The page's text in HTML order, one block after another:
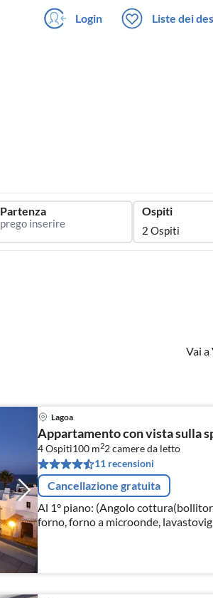
Login Liste dei
Partenza Ospiti
2 Ospiti
Vai a
Lagoa
Appartamento con vista sulla
4 Ospiti100 m22camere da letto
11 recensioni
Cancellazione gratuita
Al 1° piano: (Angolo
forno, forno a microonde,
congelatore, Spremiagrumi, )